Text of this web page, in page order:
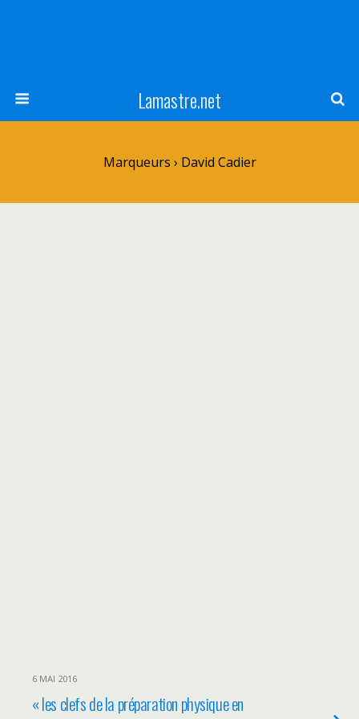
Lamastre.net
Marqueurs › David Cadier
6 MAI 2016
« les clefs de la préparation physique en